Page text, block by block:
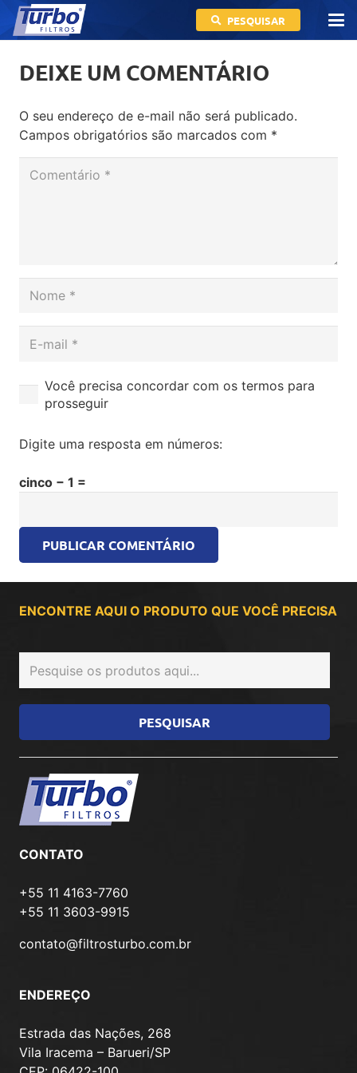
PESQUISAR
DEIXE UM COMENTÁRIO
O seu endereço de e-mail não será publicado.
Campos obrigatórios são marcados com *
Você precisa concordar com os termos para
prosseguir
Digite uma resposta em números:
cinco − 1 =
PUBLICAR COMENTÁRIO
ENCONTRE AQUI O PRODUTO QUE VOCÊ PRECISA
CONTATO
+55 11 4163-7760
+55 11 3603-9915
contato@filtrosturbo.com.br
ENDEREÇO
Estrada das Nações, 268
Vila Iracema – Barueri/SP